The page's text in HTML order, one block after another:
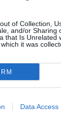
of Collection,
and/or Sharing
that Is Unrelated
it was
Data Access
Ειδικότητα